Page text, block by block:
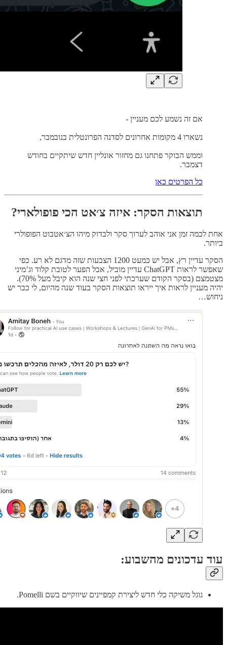
אם זה נשמע לכם מעניין -
נשארו 4 מקומות אחרונים לסדנה הפרונטלית בנובמבר,
וממש הבוקר פתחנו גם מחזור אונליין חדש שיתקיים בחודש
דצמבר.
כל הפרטים כאן
תוצאות הסקר: איזה צ׳אט הכי פופולארי?
אחת לכמה זמן אני אוהב לערוך סקר ולבדוק מיהו הצ׳אטבוט הפופולרי
ביותר.
הסקר עדיין רץ, אבל יש כמעט 1200 הצבעות שזה מדגם לא רע. כפי
שאפשר לראות ChatGPT עדיין מוביל, אבל הפער לטובת קלוד וג’מיני
מצטמצם (בסקר הקודם שערכתי לפני חצי שנה הוא קיבל מעל 70%).
יהיה מעניין לראות איך ייראו תוצאות הסקר בעוד שנה מהיום, לי כבר יש
ניחוש…
עוד עדכונים מהשבוע:
גוגל משיקה כלי חדש ליצירת קמפיינים שיווקיים בשם Pomelli.